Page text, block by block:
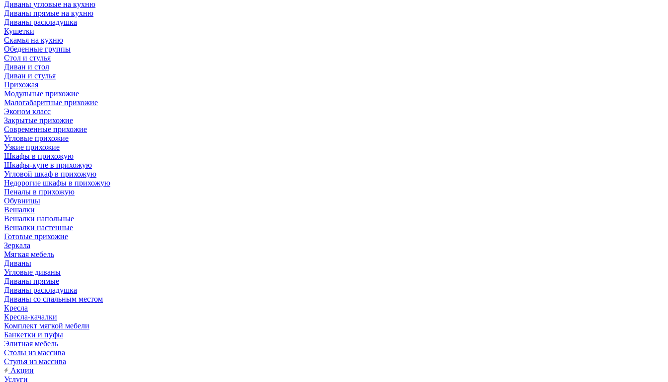
Диваны угловые на кухню
Диваны прямые на кухню
Диваны раскладушка
Кушетки
Скамья на кухню
Обеденные группы
Стол и стулья
Диван и стол
Диван и стулья
Прихожая
Модульные прихожие
Малогабаритные прихожие
Эконом класс
Закрытые прихожие
Современные прихожие
Угловые прихожие
Узкие прихожие
Шкафы в прихожую
Шкафы-купе в прихожую
Угловой шкаф в прихожую
Недорогие шкафы в прихожую
Пеналы в прихожую
Обувницы
Вешалки
Вешалки напольные
Вешалки настенные
Готовые прихожие
Зеркала
Мягкая мебель
Диваны
Угловые диваны
Диваны прямые
Диваны раскладушка
Диваны со спальным местом
Кресла
Кресла-качалки
Комплект мягкой мебели
Банкетки и пуфы
Элитная мебель
Столы из массива
Стулья из массива
Акции
Услуги